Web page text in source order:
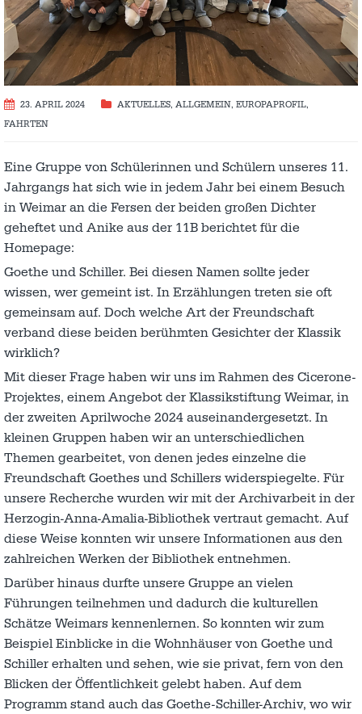
23. APRIL 2024 AKTUELLES, ALLGEMEIN, EUROPAPROFIL,
FAHRTEN
Eine Gruppe von Schülerinnen und Schülern unseres 11.
Jahrgangs hat sich wie in jedem Jahr bei einem Besuch
in Weimar an die Fersen der beiden großen Dichter
geheftet und Anike aus der 11B berichtet für die
Homepage:
Goethe und Schiller. Bei diesen Namen sollte jeder
wissen, wer gemeint ist. In Erzählungen treten sie oft
gemeinsam auf. Doch welche Art der Freundschaft
verband diese beiden berühmten Gesichter der Klassik
wirklich?
Mit dieser Frage haben wir uns im Rahmen des Cicerone-
Projektes, einem Angebot der Klassikstiftung Weimar, in
der zweiten Aprilwoche 2024 auseinandergesetzt. In
kleinen Gruppen haben wir an unterschiedlichen
Themen gearbeitet, von denen jedes einzelne die
Freundschaft Goethes und Schillers widerspiegelte. Für
unsere Recherche wurden wir mit der Archivarbeit in der
Herzogin-Anna-Amalia-Bibliothek vertraut gemacht. Auf
diese Weise konnten wir unsere Informationen aus den
zahlreichen Werken der Bibliothek entnehmen.
Darüber hinaus durfte unsere Gruppe an vielen
Führungen teilnehmen und dadurch die kulturellen
Schätze Weimars kennenlernen. So konnten wir zum
Beispiel Einblicke in die Wohnhäuser von Goethe und
Schiller erhalten und sehen, wie sie privat, fern von den
Blicken der Öffentlichkeit gelebt haben. Auf dem
Programm stand auch das Goethe-Schiller-Archiv, wo wir